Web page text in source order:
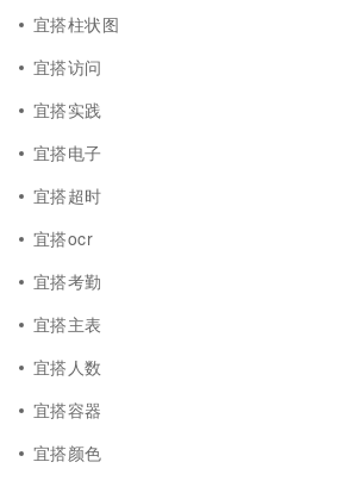
宜搭柱状图
宜搭访问
宜搭实践
宜搭电子
宜搭超时
宜搭ocr
宜搭考勤
宜搭主表
宜搭人数
宜搭容器
宜搭颜色